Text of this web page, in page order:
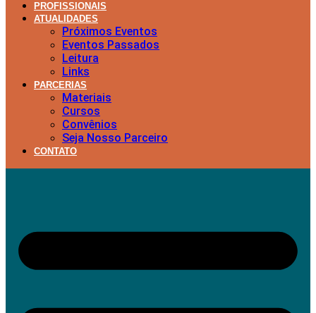
PROFISSIONAIS
ATUALIDADES
Próximos Eventos
Eventos Passados
Leitura
Links
PARCERIAS
Materiais
Cursos
Convênios
Seja Nosso Parceiro
CONTATO